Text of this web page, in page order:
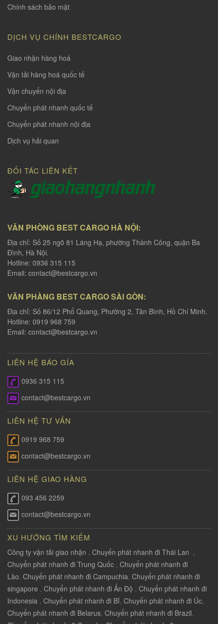
Chính sách bảo mật
DỊCH VỤ CHÍNH BESTCARGO
Giao nhận hàng hoá
Vận tải hàng hoá quốc tế
Vận chuyển nội địa
Chuyển phát nhanh quốc tế
Chuyển phát nhanh nội địa
Dịch vụ hải quan
ĐỐI TÁC LIÊN KẾT
VĂN PHÒNG BEST CARGO HÀ NỘI:
Địa chỉ: Số 25 ngõ 81 Láng Hạ, phường Thành Công, quận Ba
Đình, Hà Nội.
Hotline: 0936 315 115
Email: contact@bestcargo.vn
VĂN PHÀNG BEST CARGO SÀI GÒN:
Địa chỉ: Số 86/12 Phổ Quang, Phường 2, Tân Bình, Hồ Chí Minh.
Hotline: 0919 968 759
Email: contact@bestcargo.vn
LIÊN HỆ BÁO GÍA
0936 315 115
contact@bestcargo.vn
LIÊN HỆ TƯ VẤN
0919 968 759
contact@bestcargo.vn
LIÊN HỆ GIAO HÀNG
093 456 2259
contact@bestcargo.vn
XU HƯỚNG TÌM KIẾM
Công ty vận tải giao nhận , Chuyển phát nhanh đi Thái Lan ,
Chuyển phát nhanh đi Trung Quốc , Chuyển phát nhanh đi
Lào, Chuyển phát nhanh đi Campuchia, Chuyển phát nhanh đi
singapore , Chuyển phát nhanh đi Ấn Độ , Chuyển phát nhanh đi
Indonesia , Chuyển phát nhanh đi Bỉ, Chuyển phát nhanh đi Úc,
Chuyển phát nhanh đi Belarus, Chuyển phát nhanh đi Brazil,